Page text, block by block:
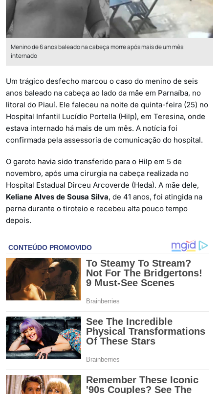
Menino de 6 anos baleado na cabeça morre após mais de um mês
internado
Um trágico desfecho marcou o caso do menino de seis
anos baleado na cabeça ao lado da mãe em Parnaíba, no
litoral do Piauí. Ele faleceu na noite de quinta-feira (25) no
Hospital Infantil Lucídio Portella (Hilp), em Teresina, onde
estava internado há mais de um mês. A notícia foi
confirmada pela assessoria de comunicação do hospital.
O garoto havia sido transferido para o Hilp em 5 de
novembro, após uma cirurgia na cabeça realizada no
Hospital Estadual Dirceu Arcoverde (Heda). A mãe dele,
Keliane Alves de Sousa Silva, de 41 anos, foi atingida na
perna durante o tiroteio e recebeu alta pouco tempo
depois.